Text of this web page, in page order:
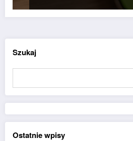
Szukaj
Ostatnie wpisy